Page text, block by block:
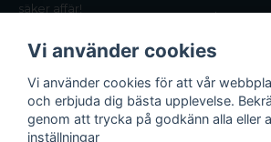
säker affär!
Tel:0456-
Email:
INFORMATION
Om oss
Vi använder cookies
Vi använder cookies för att vår
och erbjuda dig bästa upplevelse.
genom att trycka på godkänn alla eller
inställningar